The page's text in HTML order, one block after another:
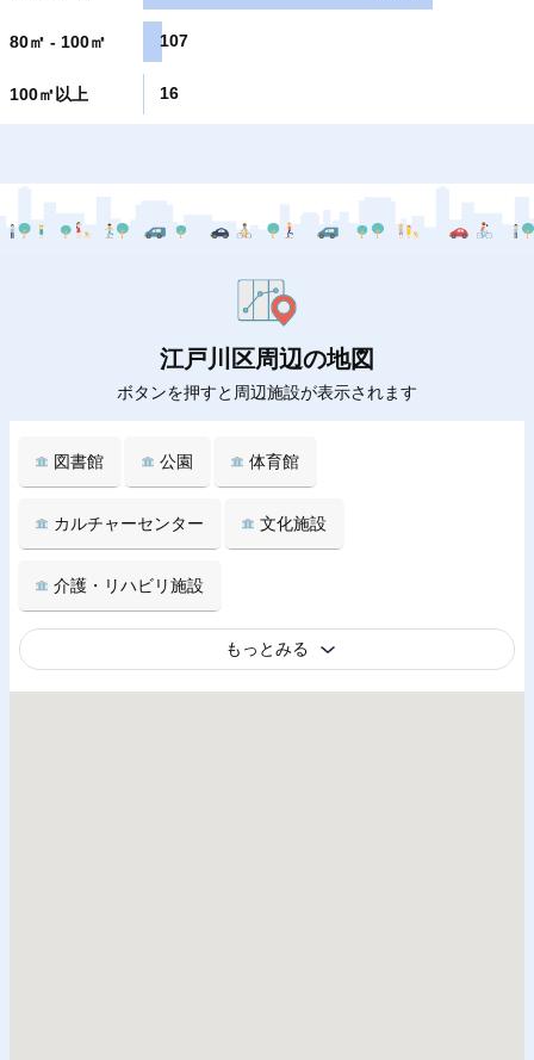
80㎡ - 100㎡ 107
100㎡以上 16
江戸川区周辺の地図
ボタンを押すと周辺施設が表示されます
図書館 公園 体育館
カルチャーセンター 文化施設
介護・リハビリ施設
もっとみる